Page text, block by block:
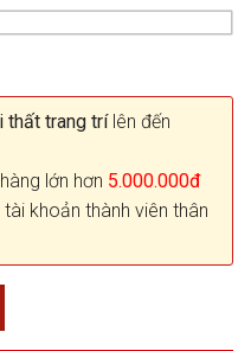
thất trang trílên đến
lớn hơn 5.000.000đ
khoản thành viên thân